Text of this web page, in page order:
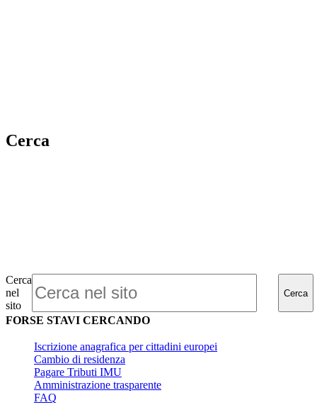
Cerca
Cerca
nel
sito
Cerca
FORSE STAVI CERCANDO
Iscrizione anagrafica per cittadini europei
Cambio di residenza
Pagare Tributi IMU
Amministrazione trasparente
FAQ